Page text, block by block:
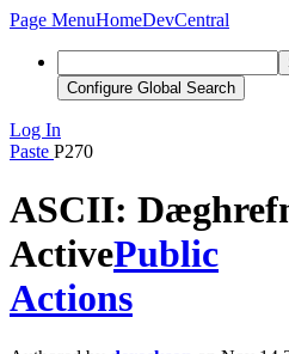
Page MenuHomeDevCentral
Configure Global Search
Log In
Paste P270
ASCII:
ActivePublic
Actions